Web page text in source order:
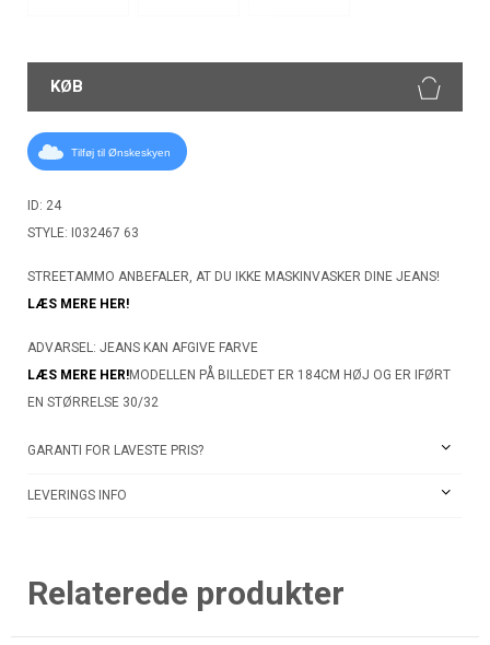
KØB
Tilføj til Ønskeskyen
ID: 24
STYLE: I032467 63
STREETAMMO ANBEFALER, AT DU IKKE MASKINVASKER DINE JEANS!
LÆS MERE HER!
ADVARSEL: JEANS KAN AFGIVE FARVE
LÆS MERE HER!MODELLEN PÅ BILLEDET ER 184CM HØJ OG ER IFØRT
EN STØRRELSE 30/32
GARANTI FOR LAVESTE PRIS?
LEVERINGS INFO
Relaterede produkter